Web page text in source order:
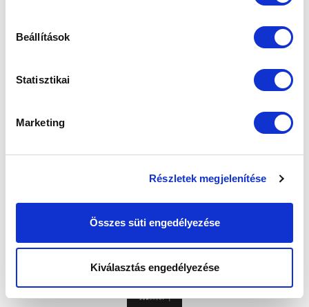
Beállítások
Statisztikai
Marketing
Részletek megjelenítése
Összes süti engedélyezése
Kiválasztás engedélyezése